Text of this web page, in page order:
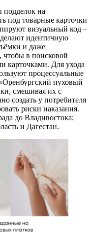
подделок на
под товарные карточки
визуальный код –
идентичную
и даже
чтобы в поисковой
карточками. Для ухода
процессуальные
пуховый
смешивая их с
создать у потребителя
риски наказания.
до Владивостока;
и Дагестан.